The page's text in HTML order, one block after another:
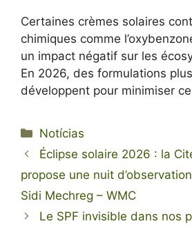
Certaines crèmes solaires
chimiques comme
un impact négatif sur les
En 2026, des formulations
développent pour minimiser
Categorias
Notícias
Éclipse solaire 2026 : la
propose une nuit
Sidi Mechreg – WMC
Le SPF invisible dans nos